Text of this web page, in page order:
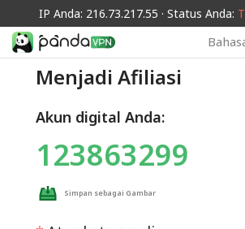
IP Anda: 216.73.217.55 · Status Anda:
Menjadi Afiliasi
Akun digital Anda:
123863299
Simpan sebagai Gambar